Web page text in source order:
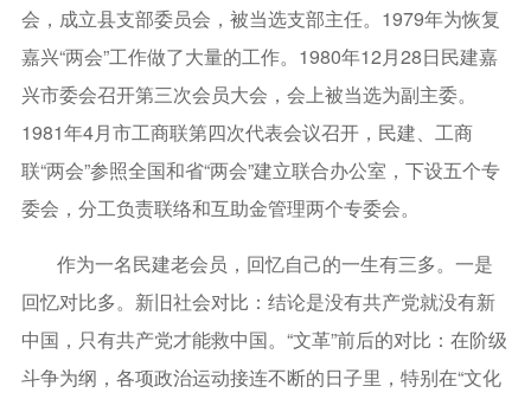
会，成立县支部委员会，被当选支部主任。1979年为恢复
嘉兴“两会”工作做了大量的工作。1980年12月28日民建嘉
兴市委会召开第三次会员大会，会上被当选为副主委。
1981年4月市工商联第四次代表会议召开，民建、工商
联“两会”参照全国和省“两会”建立联合办公室，下设五个专
委会，分工负责联络和互助金管理两个专委会。
作为一名民建老会员，回忆自己的一生有三多。一是
回忆对比多。新旧社会对比：结论是没有共产党就没有新
中国，只有共产党才能救中国。“文革”前后的对比：在阶级
斗争为纲，各项政治运动接连不断的日子里，特别在“文化